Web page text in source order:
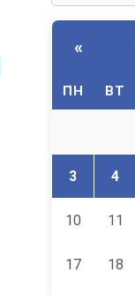
«
ПН ВТ
3 4
10 11
17 18